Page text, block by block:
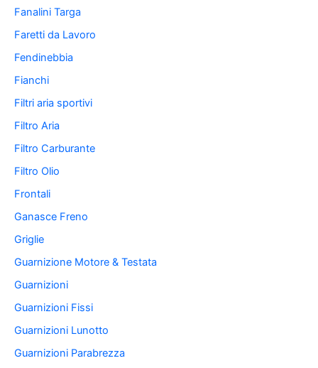
Fanalini Targa
Faretti da Lavoro
Fendinebbia
Fianchi
Filtri aria sportivi
Filtro Aria
Filtro Carburante
Filtro Olio
Frontali
Ganasce Freno
Griglie
Guarnizione Motore & Testata
Guarnizioni
Guarnizioni Fissi
Guarnizioni Lunotto
Guarnizioni Parabrezza